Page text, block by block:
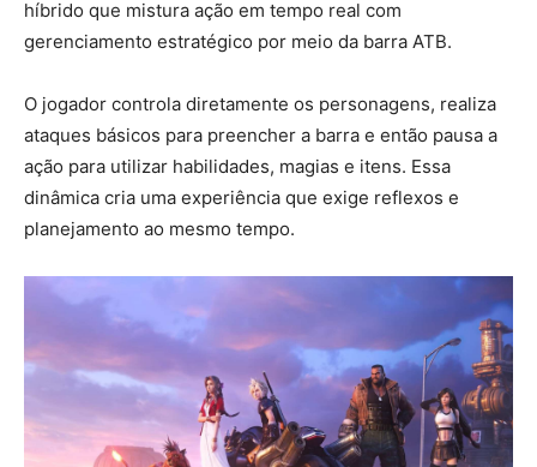
híbrido que mistura ação em tempo real com
gerenciamento estratégico por meio da barra ATB.
O jogador controla diretamente os personagens, realiza
ataques básicos para preencher a barra e então pausa a
ação para utilizar habilidades, magias e itens. Essa
dinâmica cria uma experiência que exige reflexos e
planejamento ao mesmo tempo.